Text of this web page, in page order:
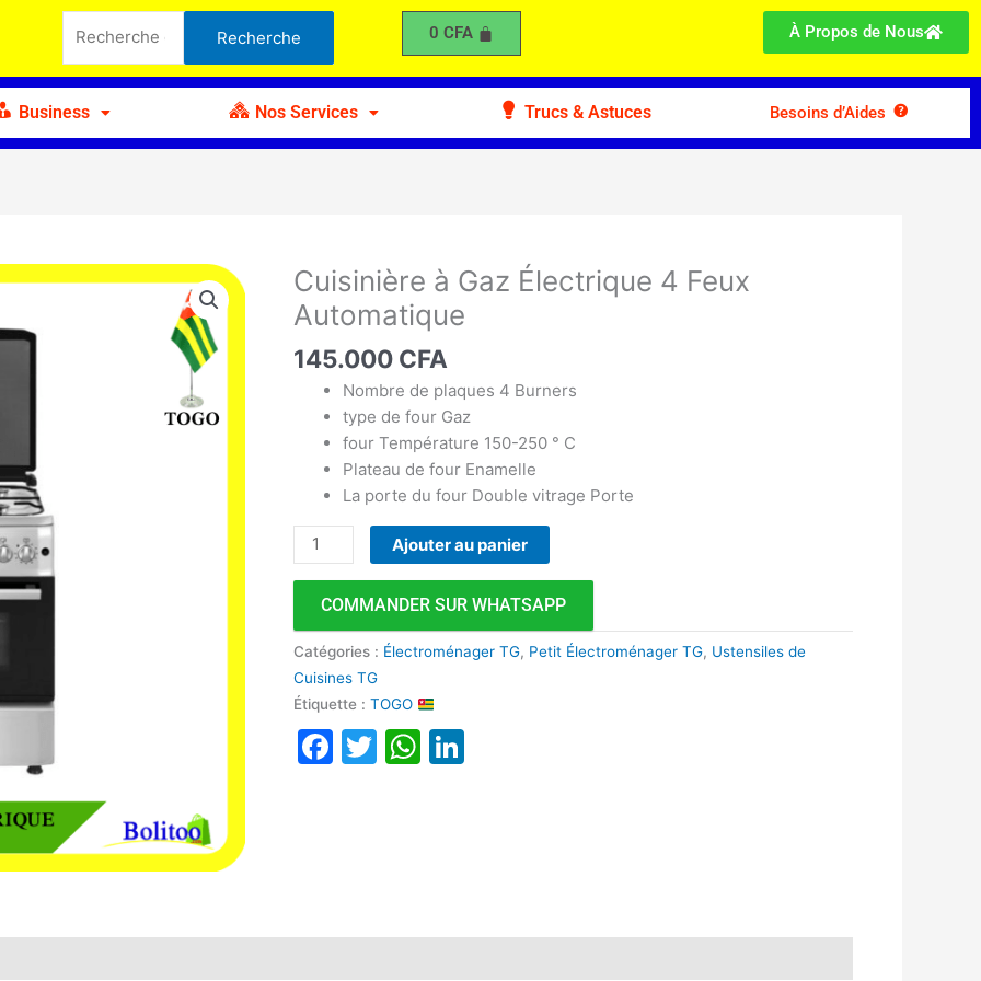
pour :
Recherche 0 CFA À Propos de Nous
Business Nos Services Trucs & Astuces Besoins d’Aides
Cuisinière à Gaz Électrique 4 Feux
Automatique
145.000 CFA
Nombre de plaques 4 Burners
type de four Gaz
four Température 150-250 ° C
Plateau de four Enamelle
La porte du four Double vitrage Porte
quantité
de
Cuisinière
à
Électrique
Automatique
Ajouter au panier
COMMANDER SUR WHATSAPP
Catégories : Électroménager TG, Petit Électroménager TG, Ustensiles de
Cuisines TG
Étiquette :TOGO
Facebook
TwitterWhatsApp
4
Feux
Automatique